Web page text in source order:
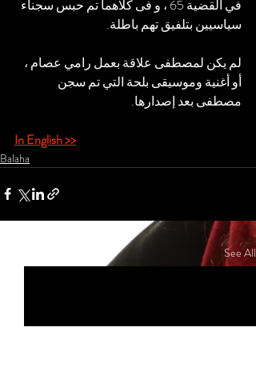
في القضية 65 ، و فى كلاهما تم حبس سجناء
سياسيين بتلفيق تهم باطلة.
لم يكن لمصطفى علاقة بعمل رامي عصام ،
أو أغنية وموسيقى بلحة التي تم سجن
مصطفى بعد إصدارها.
In English >>
Balaha
See All